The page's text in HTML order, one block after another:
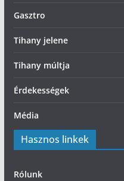
Gasztro
Tihany jelene
Tihany múltja
Érdekességek
Média
Hasznos linkek
Rólunk